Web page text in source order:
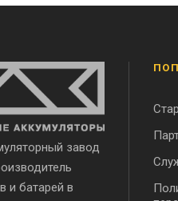
завод
и батарей в